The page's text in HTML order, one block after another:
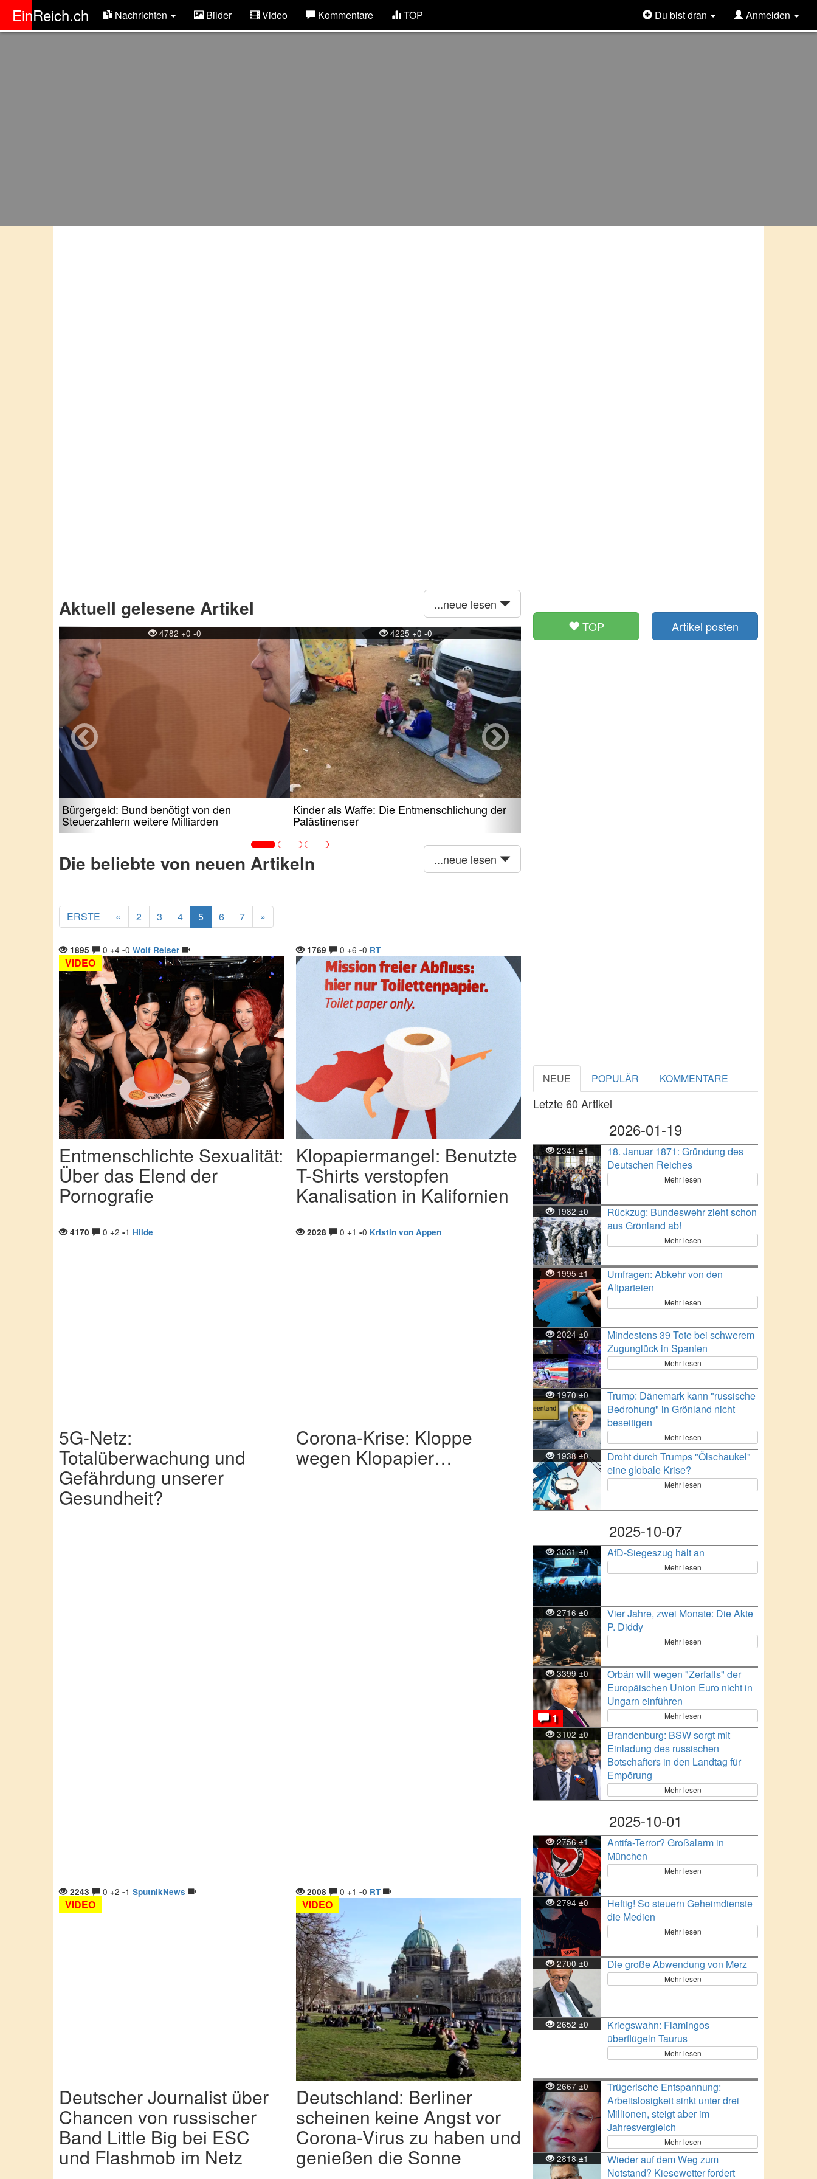
EinReich.ch Nachrichten Bilder Video Kommentare TOP Du bist dran Anmelden
ER
Aktuell gelesene Artikel ...neue lesen
4782 +0 -0
Bürgergeld: Bund benötigt von den
Steuerzahlern weitere Milliarden
4225 +0 -0
Kinder als Waffe: Die Entmenschlichung der
Palästinenser
Next
Die beliebte von neuen Artikeln ...neue lesen
ERSTE « 2 3 4 5 6 7 »
1895 0 +4 -0 Wolf Reiser
Entmenschlichte Sexualität:
Über das Elend der
Pornografie
1769 0 +6 -0 RT
Klopapiermangel: Benutzte
T-Shirts verstopfen
Kanalisation in Kalifornien
4170 0 +2 -1 Hilde
5G-Netz:
Totalüberwachung und
Gefährdung unserer
Gesundheit?
2028 0 +1 -0 Kristin von Appen
Corona-Krise: Kloppe
wegen Klopapier…
2243 0 +2 -1 SputnikNews
Deutscher Journalist über
Chancen von russischer
Band Little Big bei ESC
und Flashmob im Netz
2008 0 +1 -0 RT
Deutschland: Berliner
scheinen keine Angst vor
Corona-Virus zu haben und
genießen die Sonne
TOP Artikel posten
NEUE POPULÄR KOMMENTARE
Letzte 60 Artikel
2026-01-19
2341 ±1
18. Januar 1871: Gründung des
Deutschen Reiches
Mehr lesen
1982 ±0
Rückzug: Bundeswehr zieht schon
aus Grönland ab!
Mehr lesen
1995 ±1
Umfragen: Abkehr von den
Altparteien
Mehr lesen
2024±0
Mindestens 39 Tote bei schwerem
Zugunglück in Spanien
Mehr lesen
1970±0
Trump: Dänemark kann "russische
Bedrohung" in Grönland nicht
beseitigen
Mehr lesen
1938±0
Droht durch Trumps "Ölschaukel"
eine globale Krise?
Mehr lesen
2025-10-07
3031±0 AfD-Siegeszug hält an
Mehr lesen
2716 ±0
Vier Jahre, zwei Monate: Die Akte
P. Diddy
Mehr lesen
3399 ±0
1
Orbán will wegen "Zerfalls" der
Europäischen Union Euro nicht in
Ungarn einführen
Mehr lesen
3102 ±0
Brandenburg: BSW sorgt mit
Einladung des russischen
Botschafters in den Landtag für
Empörung
Mehr lesen
2025-10-01
2756±1
Antifa-Terror? Großalarm in
München
Mehr lesen
2794±0
Heftig! So steuern Geheimdienste
die Medien
Mehr lesen
2700 ±0 Die große Abwendung von Merz
Mehr lesen
2652 ±0
Kriegswahn: Flamingos
überflügeln Taurus
Mehr lesen
2667 ±0
Trügerische Entspannung:
Arbeitslosigkeit sinkt unter drei
Millionen, steigt aber im
Jahresvergleich
Mehr lesen
2818 ±1
Wieder auf dem Weg zum
Notstand? Kiesewetter fordert